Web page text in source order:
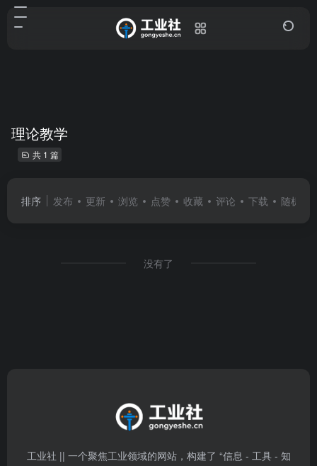
理论教学
共 1 篇
排序 发布 更新 浏览 点赞 收藏 评论 下载 随机
没有了
工业社 || 一个聚焦工业领域的网站，构建了 “信息 - 工具 - 知